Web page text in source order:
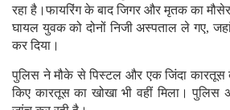
रहा है।फायरिंग के बाद जिगर और मृतक का
घायल युवक को दोनों निजी अस्पताल ले गए,
कर दिया।
पुलिस ने मौके से पिस्टल और एक जिंदा कारतूस
किए कारतूस का खोखा भी वहीं मिला। पुलिस